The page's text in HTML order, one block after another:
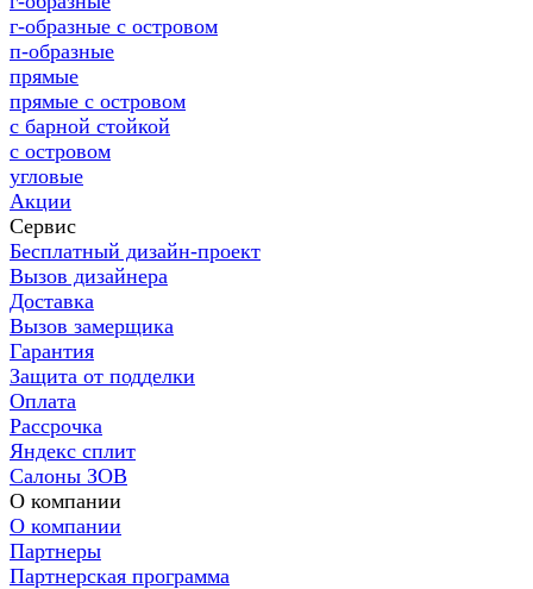
г-образные с островом
п-образные
прямые
прямые с островом
с барной стойкой
с островом
угловые
Акции
Сервис
Бесплатный дизайн-проект
Вызов дизайнера
Доставка
Вызов замерщика
Гарантия
Защита от подделки
Оплата
Рассрочка
Яндекс сплит
Салоны ЗОВ
О компании
О компании
Партнеры
Партнерская программа